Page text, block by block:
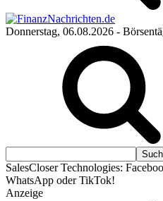
Donnerstag, 06.08.2026 -
SalesCloser Technologies:
WhatsApp oder TikTok!
Anzeige